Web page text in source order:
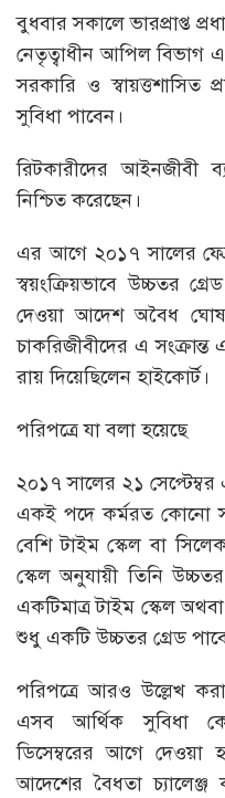
বুধবার সকালে ভারপ্রাপ্ত
নেতৃত্বাধীন আপিল বিভাগ
সরকারি ও স্বায়ত্তশাসিত
সুবিধা পাবেন।
রিটকারীদের আইনজীবী
নিশ্চিত করেছেন।
এর আগে ২০১৭ সালের
স্বয়ংক্রিয়ভাবে উচ্চতর
দেওয়া আদেশ অবৈধ
চাকরিজীবীদের এ
রায় দিয়েছিলেন হাইকোর্ট।
পরিপত্রে যা বলা হয়েছে
২০১৭ সালের ২১ সেপ্টেম্বর
একই পদে কর্মরত কোনো
বেশি টাইম স্কেল বা
স্কেল অনুযায়ী তিনি
একটিমাত্র টাইম স্কেল
শুধু একটি উচ্চতর গ্রেড
পরিপত্রে আরও উল্লেখ
এসব আর্থিক সুবিধা
ডিসেম্বরের আগে দেওয়া
আদেশের বৈধতা